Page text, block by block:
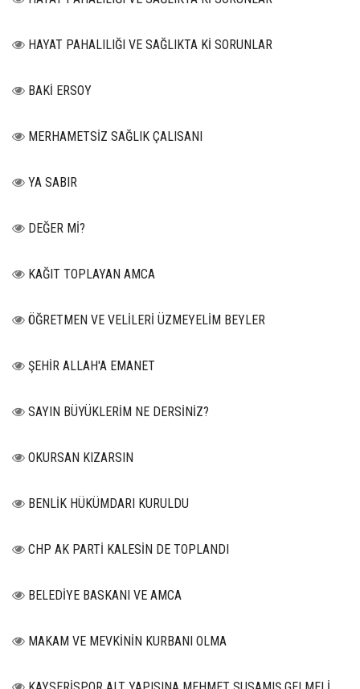
HAYAT PAHALILIĞI VE SAĞLIKTA Kİ SORUNLAR
BAKİ ERSOY
MERHAMETSİZ SAĞLIK ÇALISANI
YA SABIR
DEĞER Mİ?
KAĞIT TOPLAYAN AMCA
ÖĞRETMEN VE VELİLERİ ÜZMEYELİM BEYLER
ŞEHİR ALLAH'A EMANET
SAYIN BÜYÜKLERİM NE DERSİNİZ?
OKURSAN KIZARSIN
BENLİK HÜKÜMDARI KURULDU
CHP AK PARTİ KALESİN DE TOPLANDI
BELEDİYE BASKANI VE AMCA
MAKAM VE MEVKİNİN KURBANI OLMA